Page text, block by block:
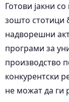
Готови јакни
зошто стотици
надворешни
програми за
производство
конкурентски
не можат да ги